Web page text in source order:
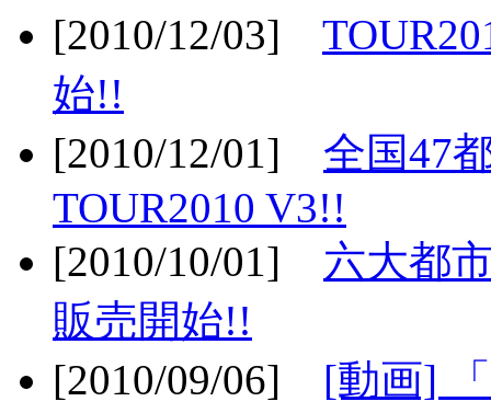
[2010/12/03]
始!!
[2010/12/01] 全国47
TOUR2010 V3!!
[2010/10/01] 六大都
販売開始!!
[2010/09/06] [動画]